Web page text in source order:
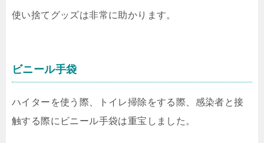
使い捨てグッズは非常に助かります。
ビニール手袋
ハイターを使う際、トイレ掃除をする際、感染者と接
触する際にビニール手袋は重宝しました。